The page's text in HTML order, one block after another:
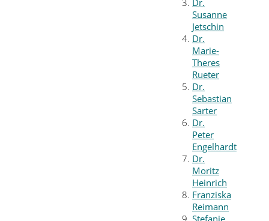
Dr.
Susanne
Jetschin
Dr.
Marie-
Theres
Rueter
Dr.
Sebastian
Sarter
Dr.
Peter
Engelhardt
Dr.
Moritz
Heinrich
Franziska
Reimann
Stefanie